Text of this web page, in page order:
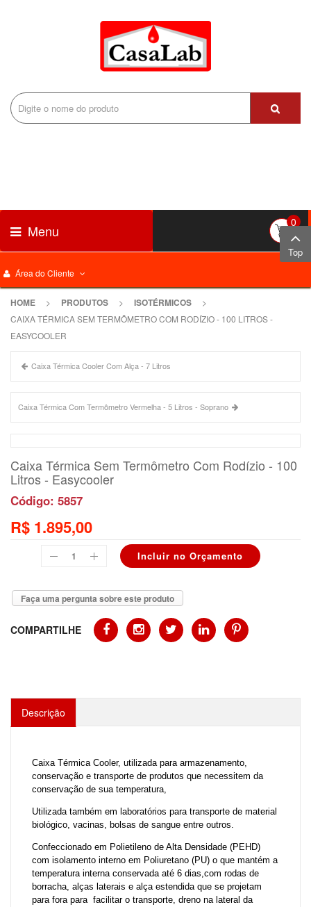
Área do Cliente
Menu 0
HOME > PRODUTOS > ISOTÉRMICOS
>
CAIXA TÉRMICA SEM TERMÔMETRO COM RODÍZIO - 100 LITROS -
EASYCOOLER
Caixa Térmica Cooler Com Alça - 7 Litros
Caixa Térmica Com Termômetro Vermelha - 5 Litros - Soprano
Caixa Térmica Sem Termômetro Com Rodízio - 100
Litros - Easycooler
Código: 5857
R$ 1.895,00
Faça uma pergunta sobre este produto
COMPARTILHE
Descrição
Caixa Térmica Cooler, utilizada para armazenamento,
conservação e transporte de produtos que necessitem da
conservação de sua temperatura,
Utilizada também em laboratórios para transporte de material
biológico, vacinas, bolsas de sangue entre outros.
Confeccionado em Polietileno de Alta Densidade (PEHD)
com isolamento interno em Poliuretano (PU) o que mantém a
temperatura interna conservada até 6 dias,com rodas de
borracha, alças laterais e alça estendida que se projetam
para fora para facilitar o transporte, dreno na lateral da
Top